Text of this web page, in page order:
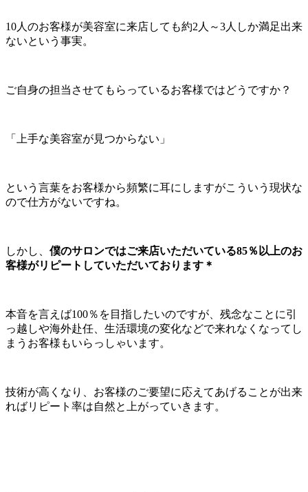
10人のお客様が美容室に来店しても約2人～3人しか満足出来
ないという事実。
ご自身の担当させてもらっているお客様ではどうですか？
「上手な美容室が見つからない」
という言葉をお客様から頻繁に耳にしますがこういう現状な
ので仕方がないですね。
しかし、 僕のサロンではご来店いただいている85％以上のお
客様がリピートしていただいております＊
本音を言えば100％を目指したいのですが、残念なことに引
っ越しや海外赴任、生活環境の変化などで来れなくなってし
まうお客様もいらっしゃいます。
技術が高くなり、お客様のご要望に応えてあげることが出来
ればリピート率は自然と上がっていきます。